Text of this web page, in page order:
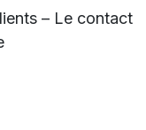
– Le contact